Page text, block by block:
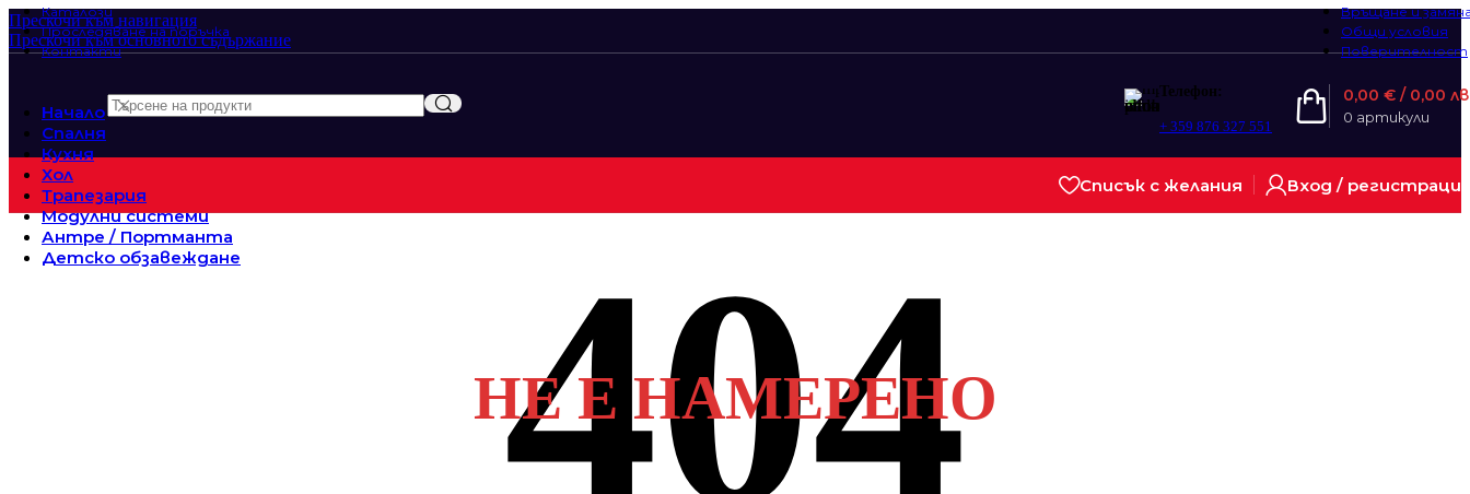
Прескочи към навигация
Прескочи към основното съдържание
Каталози
Проследяване на поръчка
Контакти
Връщане и
Общи условия
Поверителност
Телефон:
+ 359 876 327 551
0 артикули
0,00 € / 0,00
Начало
Спалня
Кухня
Хол
Трапезария
Модулни системи
Антре / Портманта
Детско обзавеждане
Списък с желания Вход /
НЕ Е НАМЕРЕНО